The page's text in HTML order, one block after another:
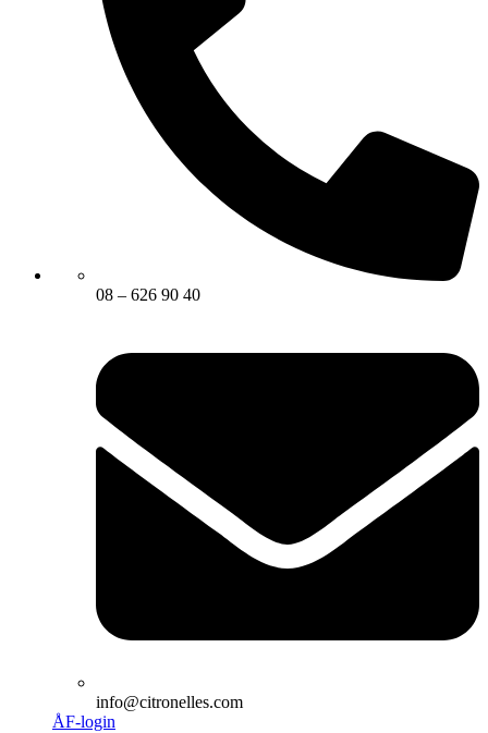
08 – 626 90 40
info@citronelles.com
ÅF-login